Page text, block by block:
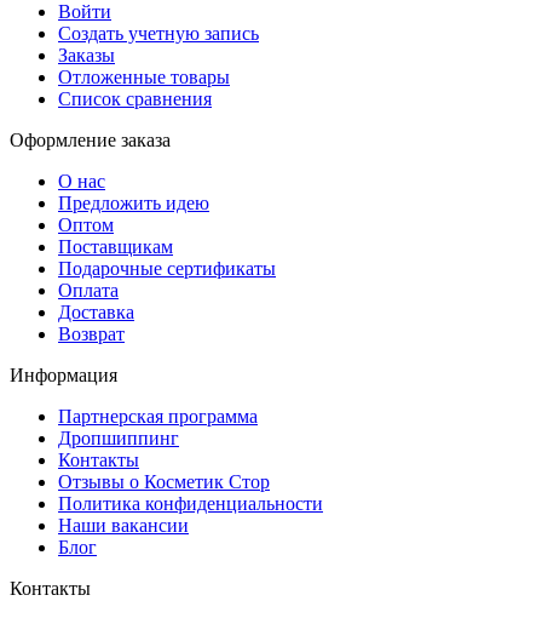
Войти
Создать учетную запись
Заказы
Отложенные товары
Список сравнения
Оформление заказа
О нас
Предложить идею
Оптом
Поставщикам
Подарочные сертификаты
Оплата
Доставка
Возврат
Информация
Партнерская программа
Дропшиппинг
Контакты
Отзывы о Косметик Стор
Политика конфиденциальности
Наши вакансии
Блог
Контакты